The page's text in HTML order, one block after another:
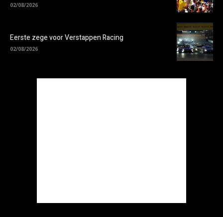
02/08/2026
Eerste zege voor Verstappen Racing
02/08/2026